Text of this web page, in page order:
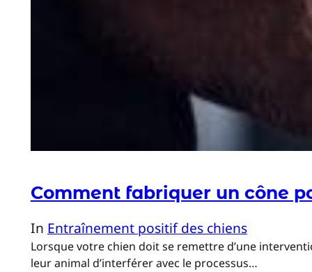
Comment fabriquer un cône
In Entraînement positif des chiens
Lorsque votre chien doit se remettre d’une
leur animal d’interférer avec le processus…